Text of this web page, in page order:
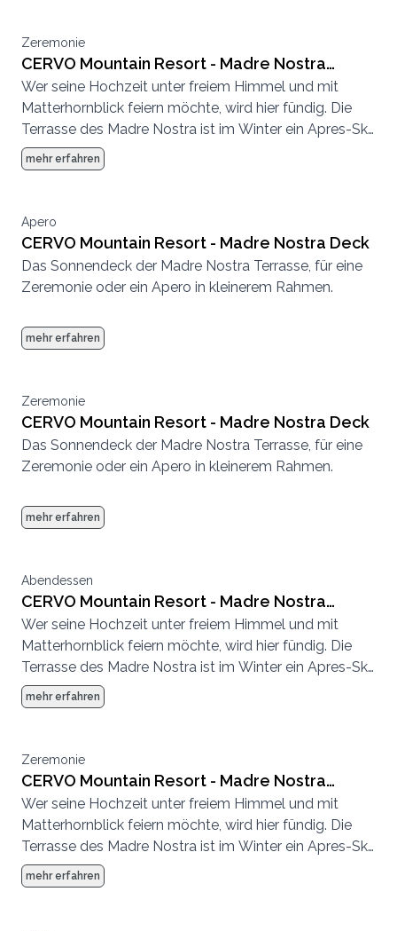
Zeremonie
CERVO Mountain Resort - Madre Nostra
Terrasse
Wer seine Hochzeit unter freiem Himmel und mit
Matterhornblick feiern möchte, wird hier fündig. Die
Terrasse des Madre Nostra ist im Winter ein Apres-Ski
Hotspot und im Sommer eine entspannte
Sonnenterrasse.
mehr erfahren
Apero
CERVO Mountain Resort - Madre Nostra Deck
Das Sonnendeck der Madre Nostra Terrasse, für eine
Zeremonie oder ein Apero in kleinerem Rahmen.
mehr erfahren
Zeremonie
CERVO Mountain Resort - Madre Nostra Deck
Das Sonnendeck der Madre Nostra Terrasse, für eine
Zeremonie oder ein Apero in kleinerem Rahmen.
mehr erfahren
Abendessen
CERVO Mountain Resort - Madre Nostra
Terrasse und Deck
Wer seine Hochzeit unter freiem Himmel und mit
Matterhornblick feiern möchte, wird hier fündig. Die
Terrasse des Madre Nostra ist im Winter ein Apres-Ski
Hotspot und im Sommer eine entspannte
Sonnenterrasse.
mehr erfahren
Zeremonie
CERVO Mountain Resort - Madre Nostra
Terrasse und Deck
Wer seine Hochzeit unter freiem Himmel und mit
Matterhornblick feiern möchte, wird hier fündig. Die
Terrasse des Madre Nostra ist im Winter ein Apres-Ski
Hotspot und im Sommer eine entspannte
Sonnenterrasse.
mehr erfahren